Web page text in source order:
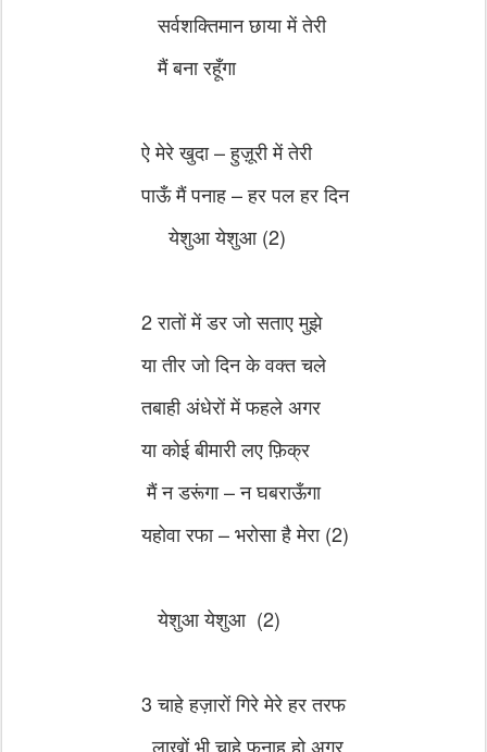
सर्वशक्तिमान छाया में तेरी
मैं बना रहूँगा
ऐ मेरे खुदा – हुज़ूरी में तेरी
पाऊँ मैं पनाह – हर पल हर दिन
येशुआ येशुआ (2)
2 रातों में डर जो सताए मुझे
या तीर जो दिन के वक्त चले
तबाही अंधेरों में फहले अगर
या कोई बीमारी लए फ़िक्र
मैं न डरूंगा – न घबराऊँगा
यहोवा रफा – भरोसा है मेरा (2)
येशुआ येशुआ (2)
3 चाहे हज़ारों गिरे मेरे हर तरफ
लाखों भी चाहे फनाह हो अगर